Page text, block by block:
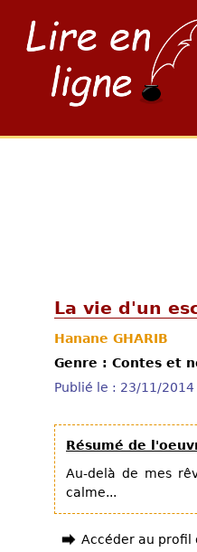
La vie d'un
Hanane GHARIB
Genre : Contes et
Publié le : 23/11/2014
Résumé de
Au-delà de mes
calme...
Accéder au profil